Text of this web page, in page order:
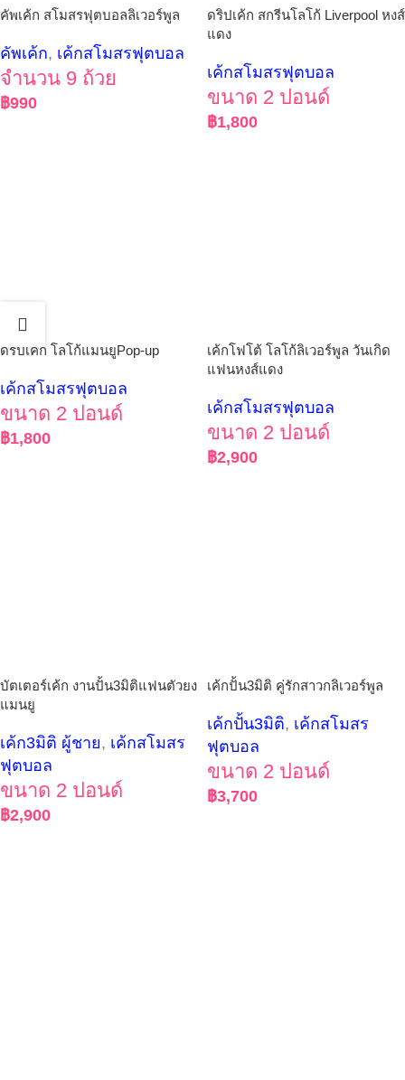
คัพเค้ก สโมสรฟุตบอลลิเวอร์พูล
คัพเค้ก, เค้กสโมสรฟุตบอล
จำนวน 9 ถ้วย
฿990
ดริปเค้ก สกรีนโลโก้ Liverpool หงส์
แดง
เค้กสโมสรฟุตบอล
ขนาด 2 ปอนด์
฿1,800
ดริปเค้ก โลโก้แมนยูPop-up
เค้กสโมสรฟุตบอล
ขนาด 2 ปอนด์
฿1,800
เค้กโฟโต้ โลโก้ลิเวอร์พูล วันเกิด
แฟนหงส์แดง
เค้กสโมสรฟุตบอล
ขนาด 2 ปอนด์
฿2,900
บัตเตอร์เค้ก งานปั้น3มิติแฟนตัวยง
แมนยู
เค้ก3มิติ ผู้ชาย, เค้กสโมสร
ฟุตบอล
ขนาด 2 ปอนด์
฿2,900
เค้กปั้น3มิติ คู่รักสาวกลิเวอร์พูล
เค้กปั้น3มิติ, เค้กสโมสร
ฟุตบอล
ขนาด 2 ปอนด์
฿3,700